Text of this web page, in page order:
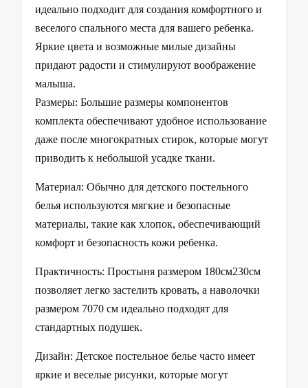
идеально подходит для создания комфортного и
веселого спального места для вашего ребенка.
Яркие цвета и возможные милые дизайны
придают радости и стимулируют воображение
малыша.
Размеры: Большие размеры компонентов
комплекта обеспечивают удобное использование
даже после многократных стирок, которые могут
приводить к небольшой усадке ткани.
Материал: Обычно для детского постельного
белья используются мягкие и безопасные
материалы, такие как хлопок, обеспечивающий
комфорт и безопасность кожи ребенка.
Практичность: Простыня размером 180см230см
позволяет легко застелить кровать, а наволочки
размером 7070 см идеально подходят для
стандартных подушек.
Дизайн: Детское постельное белье часто имеет
яркие и веселые рисунки, которые могут